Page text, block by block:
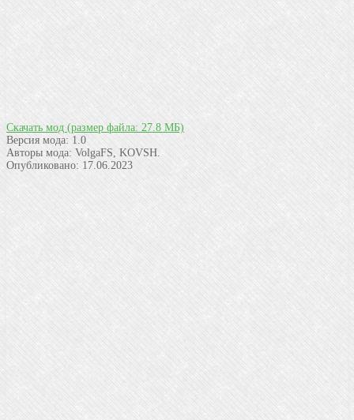
Скачать мод (размер файла: 27.8 МБ)
Версия мода: 1.0
Авторы мода: VolgaFS, KOVSH.
Опубликовано: 17.06.2023